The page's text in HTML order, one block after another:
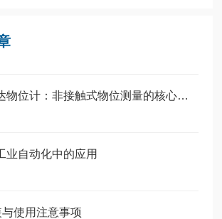
恩德斯豪斯雷达物位计：非接触式物位测量的核心设备
业自动化中的应用
使用注意事项